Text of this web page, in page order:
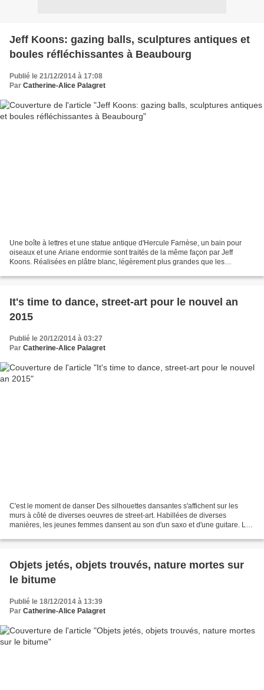
Jeff Koons: gazing balls, sculptures antiques et
boules réfléchissantes à Beaubourg
Publié le 21/12/2014 à 17:08
Par Catherine-Alice Palagret
Une boîte à lettres et une statue antique d'Hercule Farnèse, un bain pour
oiseaux et une Ariane endormie sont traités de la même façon par Jeff
Koons. Réalisées en plâtre blanc, légèrement plus grandes que les
It's time to dance, street-art pour le nouvel an
2015
Publié le 20/12/2014 à 03:27
Par Catherine-Alice Palagret
C'est le moment de danser Des silhouettes dansantes s'affichent sur les
murs à côté de diverses oeuvres de street-art. Habillées de diverses
manières, les jeunes femmes dansent au son d'un saxo et d'une guitare. La
Objets jetés, objets trouvés, nature mortes sur
le bitume
Publié le 18/12/2014 à 13:39
Par Catherine-Alice Palagret